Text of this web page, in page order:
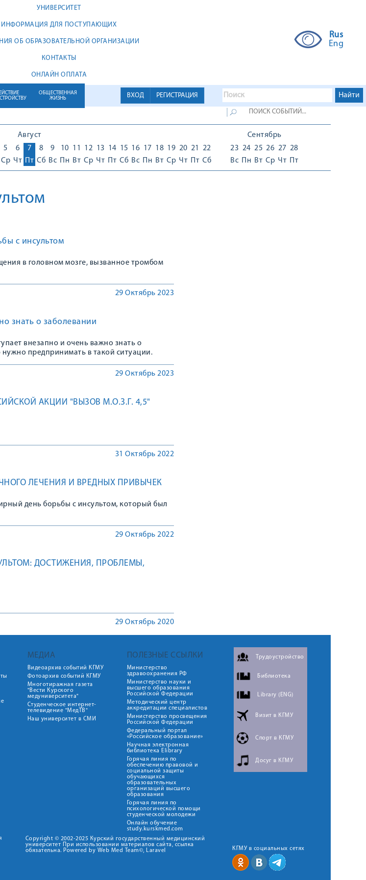
УНИВЕРСИТЕТ
ИНФОРМАЦИЯ ДЛЯ ПОСТУПАЮЩИХ
ОБ ОБРАЗОВАТЕЛЬНОЙ ОРГАНИЗАЦИИ
КОНТАКТЫ
ОНЛАЙН ОПЛАТА
Rus
Eng
ВХОД РЕГИСТРАЦИЯ
ОБЩЕСТВЕННАЯ
ЖИЗНЬ
Август
5
Ср
6
Чт
7
Пт
8
Сб
9
Вс
10
Пн
11
Вт
12
Ср
13
Чт
14
Пт
15
Сб
16
Вс
17
Пн
18
Вт
19
Ср
20
Чт
21
Пт
22
Сб
Сентябрь
23
Вс
24
Пн
25
Вт
26
Ср
27
Чт
28
Пт
с инсультом
в головном мозге, вызванное тромбом
29 Октябрь 2023
знать о заболевании
внезапно и очень важно знать о
нужно предпринимать в такой ситуации.
29 Октябрь 2023
АКЦИИ "ВЫЗОВ М.О.З.Г. 4,5"
31 Октябрь 2022
ЛЕЧЕНИЯ И ВРЕДНЫХ ПРИВЫЧЕК
день борьбы с инсультом, который был
29 Октябрь 2022
ДОСТИЖЕНИЯ, ПРОБЛЕМЫ,
29 Октябрь 2020
МЕДИА
Видеоархив событий КГМУ
Фотоархив событий КГМУ
Многотиражная газета
"Вести Курского
медуниверситета"
Студенческое интернет-
телевидение "МедТВ"
Наш университет в СМИ
ПОЛЕЗНЫЕ ССЫЛКИ
Министерство
здравоохранения РФ
Министерство науки и
высшего образования
Российской Федерации
Методический центр
аккредитации специалистов
Министерство просвещения
Российской Федерации
Федеральный портал
«Российское образование»
Научная электронная
библиотека Elibrary
Горячая линия по
обеспечению правовой и
социальной защиты
обучающихся
образовательных
организаций высшего
образования
Горячая линия по
психологической помощи
студенческой молодежи
Онлайн обучение
study.kurskmed.com
Трудоустройство
Библиотека
Library (ENG)
Визит в КГМУ
Спорт в КГМУ
Досуг в КГМУ
Copyright © 2002-2025 Курский государственный медицинский
университет При использовании материалов сайта, ссылка
обязательна. Powered by Web Med Team©, Laravel
КГМУ в социальных сетях